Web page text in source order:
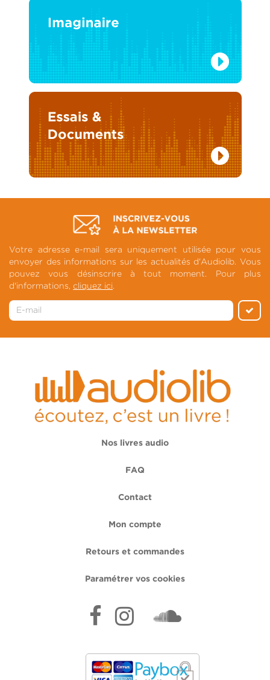
Votre adresse e-mail sera uniquement utilisée pour vous
envoyer des informations sur les actualités d'Audiolib. Vous
pouvez vous désinscrire à tout moment. Pour plus
d'informations, cliquez ici.
Nos livres audio
FAQ
Contact
Mon compte
Retours et commandes
Paramétrer vos cookies